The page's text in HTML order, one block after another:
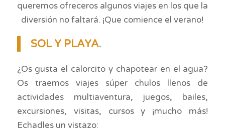
queremos ofreceros algunos viajes en los que la
diversión no faltará. ¡Que comience el verano!
SOL Y PLAYA.
¿Os gusta el calorcito y chapotear en el agua?
Os traemos viajes súper chulos llenos de
actividades multiaventura, juegos, bailes,
excursiones, visitas, cursos y ¡mucho más!
Echadles un vistazo: